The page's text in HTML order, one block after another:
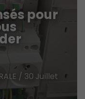
pour
/ 30 Juillet